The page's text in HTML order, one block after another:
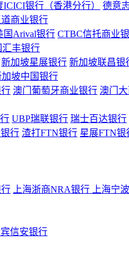
ICICI银行（香港分行） 德意
道商业银行
国Arival银行 CTBC信托商业
汇丰银行
新加坡星展银行 新加坡联昌银
加坡中国银行
澳门葡萄牙商业银行 澳门
UBP瑞联银行 瑞士百达银行
行 渣打FTN银行 星展FTN银
行 上海浙商NRA银行 上海宁
信安银行